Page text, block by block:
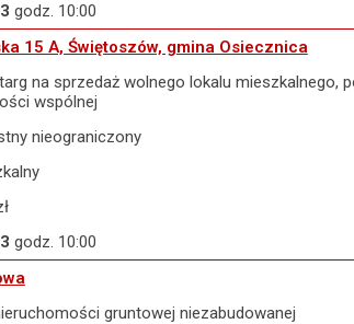
godz. 10:00
gmina Osiecznica
15 A, Świętoszów, gmina Osiecznica
na sprzedaż wolnego lokalu mieszkalnego,
wspólnej
nieograniczony
godz. 10:00
gruntowej niezabudowanej